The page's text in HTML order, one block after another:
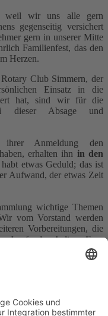
weil wir uns alle gern
gegenseitig versichert
gern in unserer Mitte
Familienfest, das den
Herzen.
Club Simmern, der
Einsatz in die
hat, sind wir für die
dieser Absage und
Anmeldung den
erhalten ihn in den
etwas Geduld; das ist
Aufwand, der etwas Zeit
wichtige Themen
vom Vorstand werden
Vorbereitungen, die
Laufenden halten. Eure
zu unserem Fest des